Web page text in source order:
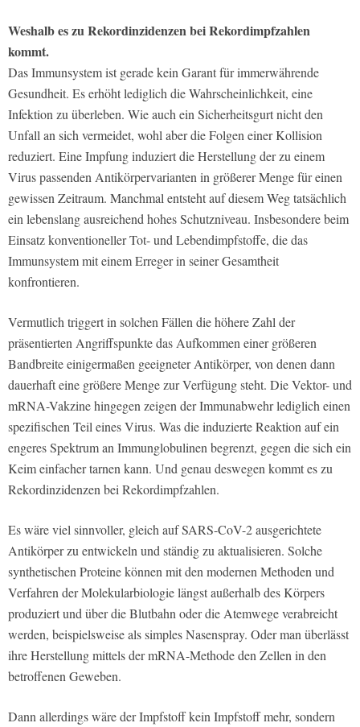
Weshalb es zu Rekordinzidenzen bei Rekordimpfzahlen
kommt.
Das Immunsystem ist gerade kein Garant für immerwährende
Gesundheit. Es erhöht lediglich die Wahrscheinlichkeit, eine
Infektion zu überleben. Wie auch ein Sicherheitsgurt nicht den
Unfall an sich vermeidet, wohl aber die Folgen einer Kollision
reduziert. Eine Impfung induziert die Herstellung der zu einem
Virus passenden Antikörpervarianten in größerer Menge für einen
gewissen Zeitraum. Manchmal entsteht auf diesem Weg tatsächlich
ein lebenslang ausreichend hohes Schutzniveau. Insbesondere beim
Einsatz konventioneller Tot- und Lebendimpfstoffe, die das
Immunsystem mit einem Erreger in seiner Gesamtheit
konfrontieren.
Vermutlich triggert in solchen Fällen die höhere Zahl der
präsentierten Angriffspunkte das Aufkommen einer größeren
Bandbreite einigermaßen geeigneter Antikörper, von denen dann
dauerhaft eine größere Menge zur Verfügung steht. Die Vektor- und
mRNA-Vakzine hingegen zeigen der Immunabwehr lediglich einen
spezifischen Teil eines Virus. Was die induzierte Reaktion auf ein
engeres Spektrum an Immunglobulinen begrenzt, gegen die sich ein
Keim einfacher tarnen kann. Und genau deswegen kommt es zu
Rekordinzidenzen bei Rekordimpfzahlen.
Es wäre viel sinnvoller, gleich auf SARS-CoV-2 ausgerichtete
Antikörper zu entwickeln und ständig zu aktualisieren. Solche
synthetischen Proteine können mit den modernen Methoden und
Verfahren der Molekularbiologie längst außerhalb des Körpers
produziert und über die Blutbahn oder die Atemwege verabreicht
werden, beispielsweise als simples Nasenspray. Oder man überlässt
ihre Herstellung mittels der mRNA-Methode den Zellen in den
betroffenen Geweben.
Dann allerdings wäre der Impfstoff kein Impfstoff mehr, sondern